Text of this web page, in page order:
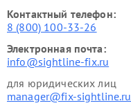
Контактный телефон:
8 (800) 100-33-26
Электронная почта:
info@sightline-fix.ru
для юридических лиц
manager@fix-sightline.ru